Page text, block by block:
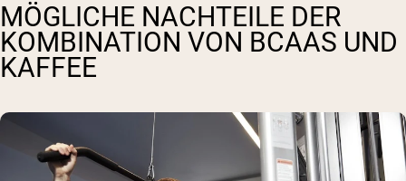
MÖGLICHE NACHTEILE DER
KOMBINATION VON BCAAS UND
KAFFEE